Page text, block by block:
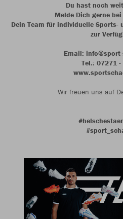
Du hast noch
Melde Dich gerne
Dein Team für individuelle Sports-
zur
Email:
Tel.: 07271
Wir freuen uns auf